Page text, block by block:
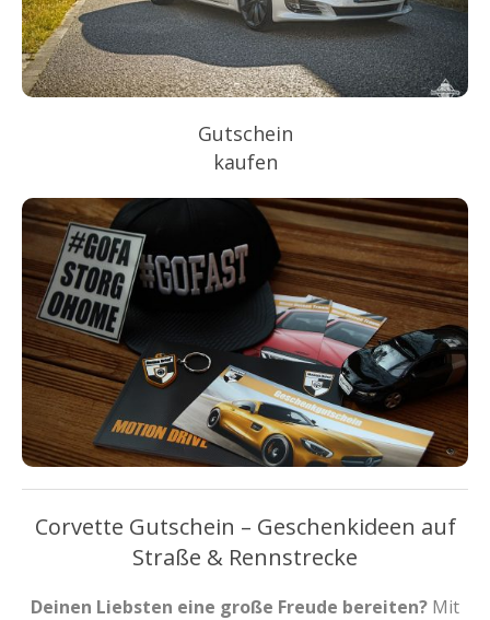
Gutschein
kaufen
Corvette Gutschein – Geschenkideen auf
Straße & Rennstrecke
Deinen Liebsten eine große Freude bereiten? Mit